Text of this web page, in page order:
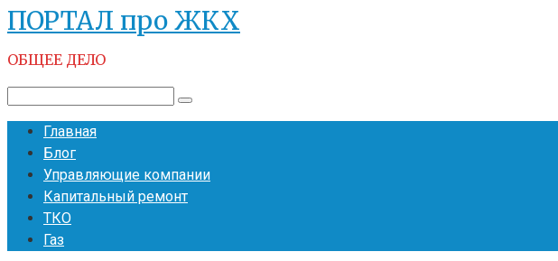
Перейти
к
контенту
ПОРТАЛ про ЖКХ
ОБЩЕЕ ДЕЛО
Главная
Блог
Управляющие компании
Капитальный ремонт
ТКО
Газ